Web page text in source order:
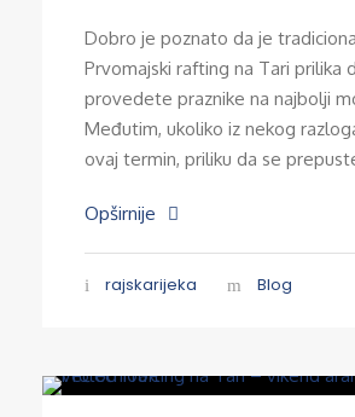
Dobro je poznato da je
Prvomajski rafting na Tari prilika
provedete praznike na najbolji
Međutim, ukoliko iz nekog
ovaj termin, priliku da se
Opširnije
rajskarijeka Blog